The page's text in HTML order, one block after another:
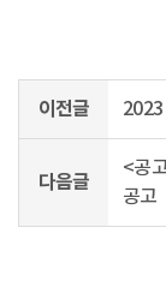
이전글 2023
다음글
<공
공고